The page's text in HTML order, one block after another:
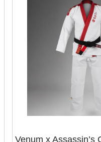
Venum x Assassin’s